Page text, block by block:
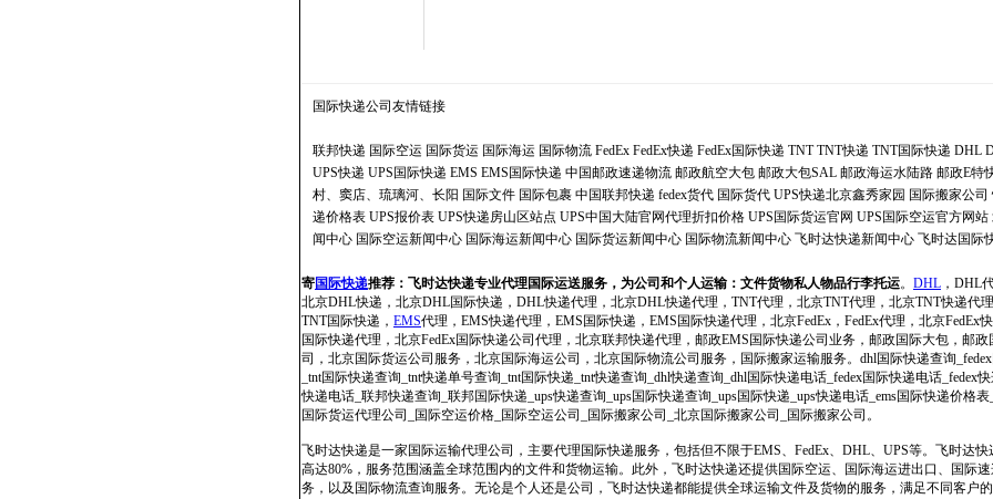
国际快递公司 友情链接
联邦快递 国际空运 国际货运 国际海运 国际物流 FedEx FedEx快递 FedEx国际快递 TNT TNT快递 TNT国际快递 DHL
UPS快递 UPS国际快递 EMS EMS国际快递 中国邮政速递物流 邮政航空大包 邮政大包SAL 邮政海运水陆路 邮政E特
村、窦店、琉璃河、长阳 国际文件 国际包裹 中国联邦快递 fedex货代 国际货代 UPS快递北京鑫秀家园 国际搬家公司
递价格表 UPS报价表 UPS快递房山区站点 UPS中国大陆官网代理折扣价格 UPS国际货运官网 UPS国际空运官方网站
闻中心 国际空运新闻中心 国际海运新闻中心 国际货运新闻中心 国际物流新闻中心 飞时达快递新闻中心 飞时达国际
寄国际快递推荐： 飞时达快递专业代理国际运送服务，为公司和个人运输：文件货物私人物品行李托运。 DHL ，DHL
北京DHL快递，北京DHL国际快递，DHL快递代理，北京DHL快递代理，TNT代理，北京TNT代理，北京TNT快递代
TNT国际快递， EMS代理，EMS快递代理，EMS国际快递，EMS国际快递代理，北京FedEx，FedEx代理，北京FedEx
国际快递代理，北京FedEx国际快递公司代理，北京联邦快递代理，邮政EMS国际快递公司业务，邮政国际大包，邮
司，北京国际货运公司服务，北京国际海运公司，北京国际物流公司服务，国际搬家运输服务。dhl国际快递查询
_tnt国际快递查询_tnt快递单号查询_tnt国际快递_tnt快递查询_dhl快递查询_dhl国际快递电话_fedex国际快递电话_fedex
快递电话_联邦快递查询_联邦国际快递_ups快递查询_ups国际快递查询_ups国际快递_ups快递电话_ems国际快递价格
国际货运代理公司_国际空运价格_国际空运公司_国际搬家公司_北京国际搬家公司_国际搬家公司。
飞时达快递是一家国际运输代理公司，主要代理国际快递服务，包括但不限于EMS、FedEx、DHL、UPS等。飞时达
高达80%，服务范围涵盖全球范围内的文件和货物运输。此外，飞时达快递还提供国际空运、国际海运进出口、国际
务，以及国际物流查询服务。无论是个人还是公司，飞时达快递都能提供全球运输文件及货物的服务，满足不同客户